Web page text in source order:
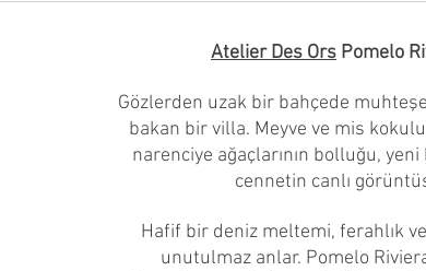
Atelier Des Ors Pomelo
Gözlerden uzak bir bahçede
bakan bir villa. Meyve ve mis
narenciye ağaçlarının bolluğu,
cennetin canlı
Hafif bir deniz meltemi, ferahlık
unutulmaz anlar. Pomelo